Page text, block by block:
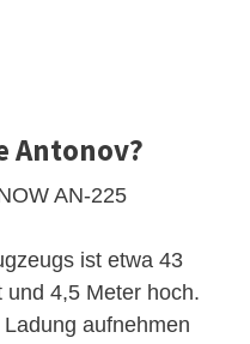
Antonov?
AN-225
ist etwa 43
4,5 Meter hoch.
aufnehmen